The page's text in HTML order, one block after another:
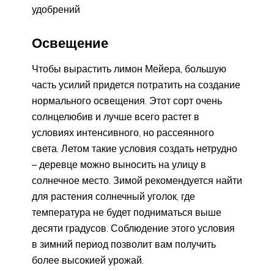
удобрений
Освещение
Чтобы вырастить лимон Мейера, большую
часть усилий придется потратить на создание
нормального освещения. Этот сорт очень
солнцелюбив и лучше всего растет в
условиях интенсивного, но рассеянного
света. Летом такие условия создать нетрудно
– деревце можно выносить на улицу в
солнечное место. Зимой рекомендуется найти
для растения солнечный уголок, где
температура не будет подниматься выше
десяти градусов. Соблюдение этого условия
в зимний период позволит вам получить
более высокией урожай.